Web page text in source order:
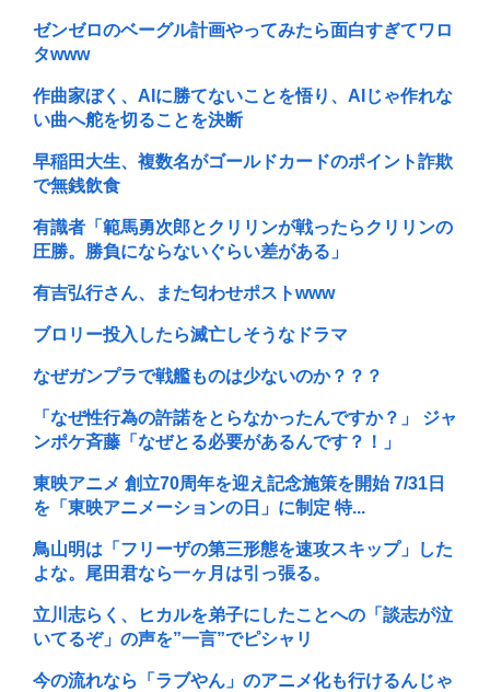
ゼンゼロのベーグル計画やってみたら面白すぎてワロ
タwww
作曲家ぼく、AIに勝てないことを悟り、AIじゃ作れな
い曲へ舵を切ることを決断
早稲田大生、複数名がゴールドカードのポイント詐欺
で無銭飲食
有識者「範馬勇次郎とクリリンが戦ったらクリリンの
圧勝。勝負にならないぐらい差がある」
有吉弘行さん、また匂わせポストwww
ブロリー投入したら滅亡しそうなドラマ
なぜガンプラで戦艦ものは少ないのか？？？
「なぜ性行為の許諾をとらなかったんですか？」 ジャ
ンポケ斉藤「なぜとる必要があるんです？！」
東映アニメ 創立70周年を迎え記念施策を開始 7/31日
を「東映アニメーションの日」に制定 特...
鳥山明は「フリーザの第三形態を速攻スキップ」した
よな。尾田君なら一ヶ月は引っ張る。
立川志らく、ヒカルを弟子にしたことへの「談志が泣
いてるぞ」の声を”一言”でピシャリ
今の流れなら「ラブやん」のアニメ化も行けるんじゃ